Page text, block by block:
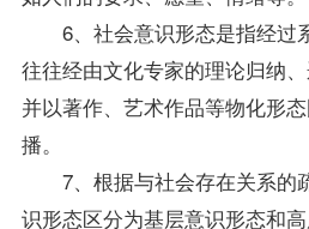
6、社会意识形态是指经过
往往经由文化专家的理论归纳、
并以著作、艺术作品等物化形
播。
7、根据与社会存在关系的
识形态区分为基层意识形态和